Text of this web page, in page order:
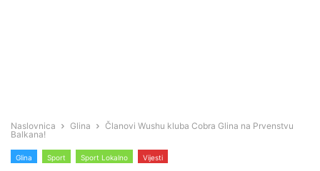
Naslovnica Glina
Članovi Wushu kluba Cobra Glina na Prvenstvu
Balkana!
Glina Sport Sport Lokalno Vijesti